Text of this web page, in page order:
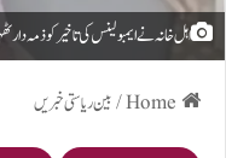
اہل خانہ نے ایمبولینس کی تاخیر کو ذمہ دار
/بین ریاستی خبریں